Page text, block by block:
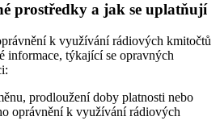
prostředky a jak se uplatňují
k využívání rádiových kmitočtů
informace, týkající se opravných
prodloužení doby platnosti nebo
oprávnění k využívání rádiových